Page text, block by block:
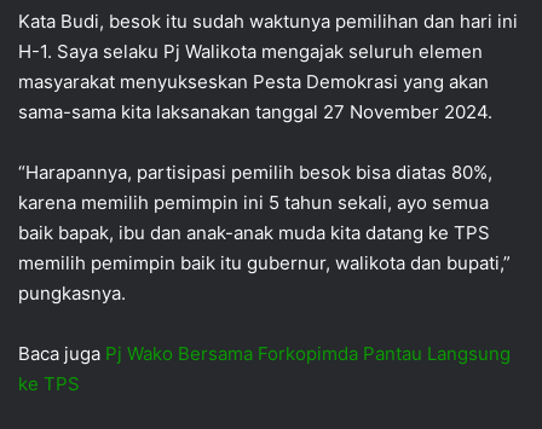
Kata Budi, besok itu sudah waktunya pemilihan dan hari ini
H-1. Saya selaku Pj Walikota mengajak seluruh elemen
masyarakat menyukseskan Pesta Demokrasi yang akan
sama-sama kita laksanakan tanggal 27 November 2024.
“Harapannya, partisipasi pemilih besok bisa diatas 80%,
karena memilih pemimpin ini 5 tahun sekali, ayo semua
baik bapak, ibu dan anak-anak muda kita datang ke TPS
memilih pemimpin baik itu gubernur, walikota dan bupati,”
pungkasnya.
Baca juga Pj Wako Bersama Forkopimda Pantau Langsung
ke TPS